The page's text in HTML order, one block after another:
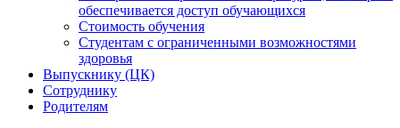
обеспечивается доступ обучающихся
Стоимость обучения
Студентам с ограниченными возможностями
здоровья
Выпускнику (ЦК)
Сотруднику
Родителям